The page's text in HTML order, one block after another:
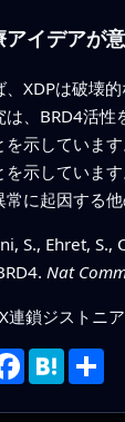
イデアが
、XDPは破壊
は、BRD4活
を示していま
を示していま
常に起因する
S., Ehret, S.,
Nat
X連鎖ジストニ
Facebook
Hatena
共
有